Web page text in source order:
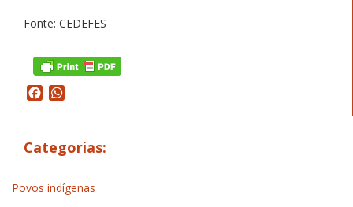
Fonte: CEDEFES
Facebook
Categorias:
Povos indígenas